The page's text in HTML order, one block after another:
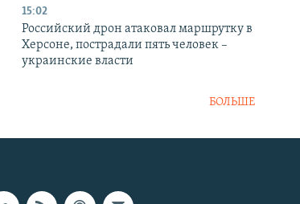
15:02
Российский дрон атаковал маршрутку в
Херсоне, пострадали пять человек –
украинские власти
БОЛЬШЕ